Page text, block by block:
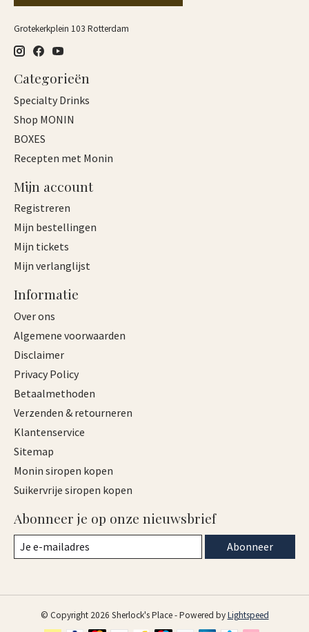
Grotekerkplein 103 Rotterdam
Categorieën
Specialty Drinks
Shop MONIN
BOXES
Recepten met Monin
Mijn account
Registreren
Mijn bestellingen
Mijn tickets
Mijn verlanglijst
Informatie
Over ons
Algemene voorwaarden
Disclaimer
Privacy Policy
Betaalmethoden
Verzenden & retourneren
Klantenservice
Sitemap
Monin siropen kopen
Suikervrije siropen kopen
Abonneer je op onze nieuwsbrief
Abonneer
© Copyright 2026 Sherlock's Place - Powered byLightspeed